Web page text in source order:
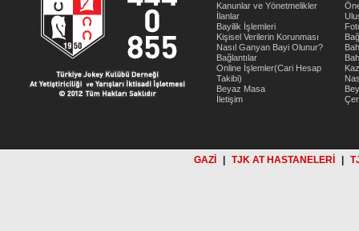
Kanunlar ve Yönetmelikler
İlanlar
Bayilik İşlemleri
Kişisel Verilerin Korunması
Nasıl Ganyan Bayi Olunur?
Bağlantılar
Online İşlemler(Cari Hesap
Takibi)
Beyaz Masa
İletişim
GAZİ TJK AT HASTANELERİ